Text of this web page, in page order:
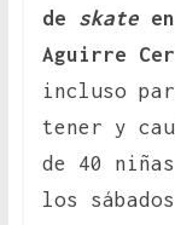
de skateen
Aguirre
incluso
tener y
de 40
los